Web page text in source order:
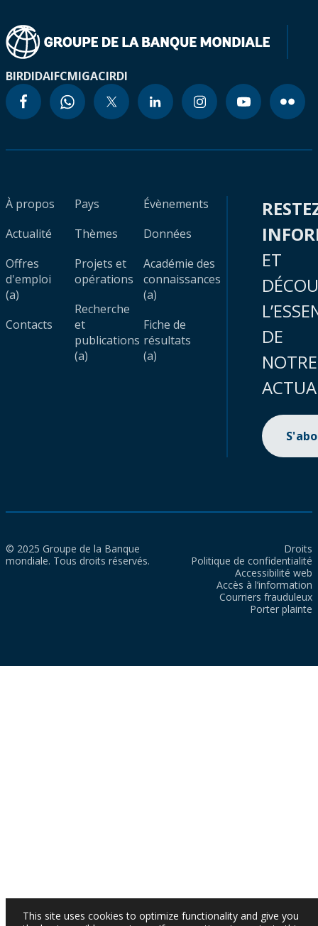
BIRDIDAIFCMIGACIRDI
À propos
Actualité
Offres
d'emploi
(a)
Contacts
Pays
Thèmes
Projets et
opérations
Recherche
et
publications
(a)
Évènements
Données
Académie des
connaissances
(a)
Fiche de
résultats
(a)
ET
DE
NOTRE
© 2025 Groupe de la Banque
mondiale. Tous droits réservés.
Droits
Politique de confidentialité
Accessibilité web
Accès à l’information
Courriers frauduleux
Porter plainte
This site uses cookies to optimize functionality and give you